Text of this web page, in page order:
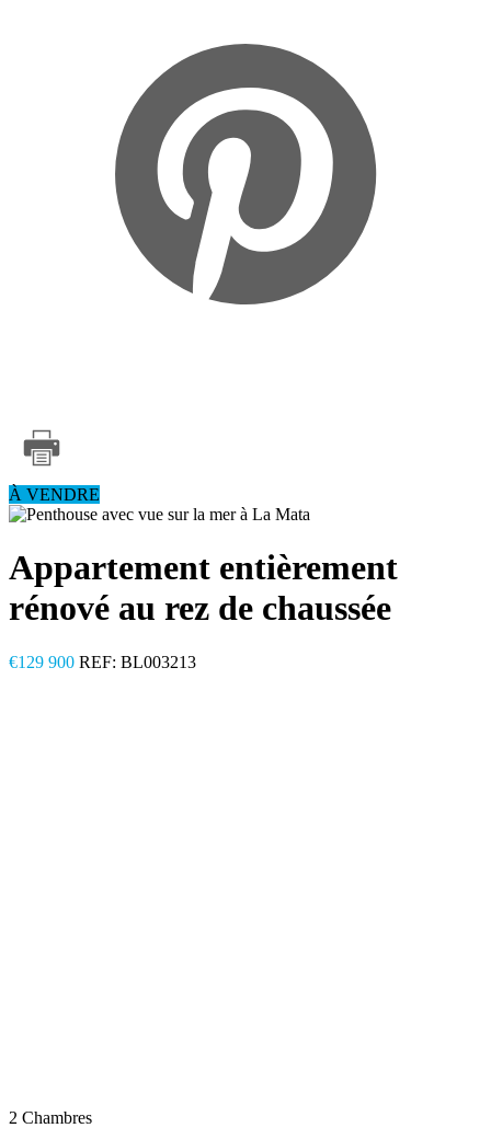
À VENDRE
Appartement entièrement
rénové au rez de chaussée
€129 900 REF: BL003213
2 Chambres